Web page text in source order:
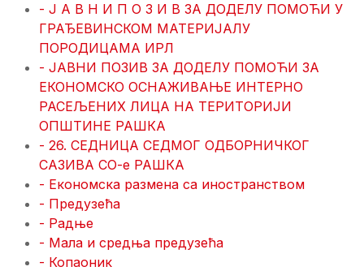
- Ј А В Н И П О З И В ЗА ДОДЕЛУ ПОМОЋИ У
ГРАЂЕВИНСКОМ МАТЕРИЈАЛУ
ПОРОДИЦАМА ИРЛ
- ЈАВНИ ПОЗИВ ЗА ДОДЕЛУ ПОМОЋИ ЗА
ЕКОНОМСКО ОСНАЖИВАЊЕ ИНТЕРНО
РАСЕЉЕНИХ ЛИЦА НА ТЕРИТОРИЈИ
ОПШТИНЕ РАШКА
- 26. СЕДНИЦА СЕДМОГ ОДБОРНИЧКОГ
САЗИВА СО-е РАШКА
- Економска размена са иностранством
- Предузећа
- Радње
- Мала и средња предузећа
- Копаоник